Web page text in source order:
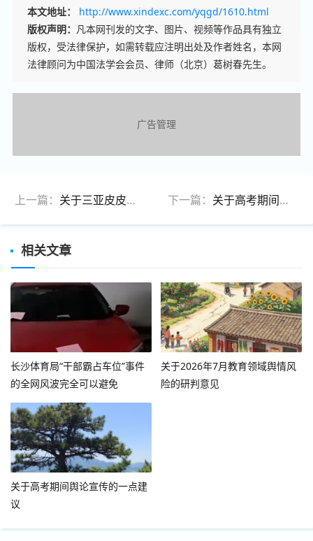
本文地址：
http://www.xindexc.com/yqgd/1610.html
版权声明： 凡本网刊发的文字、图片、视频等作品具有独立
版权，受法律保护，如需转载应注明出处及作者姓名，本网
法律顾问为中国法学会会员、律师（北京）葛树春先生。
广告管理
上一篇： 关于三亚皮皮虾事件的观点判断 下一篇： 关于高考期间舆论宣传的一点建议
相关文章
长沙体育局“干部霸占车位”事件
的全网风波完全可以避免
关于2026年7月教育领域舆情风
险的研判意见
关于高考期间舆论宣传的一点建
议